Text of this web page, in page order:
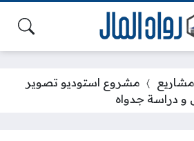
مشروع استوديو تصوير
و دراسة جدواه